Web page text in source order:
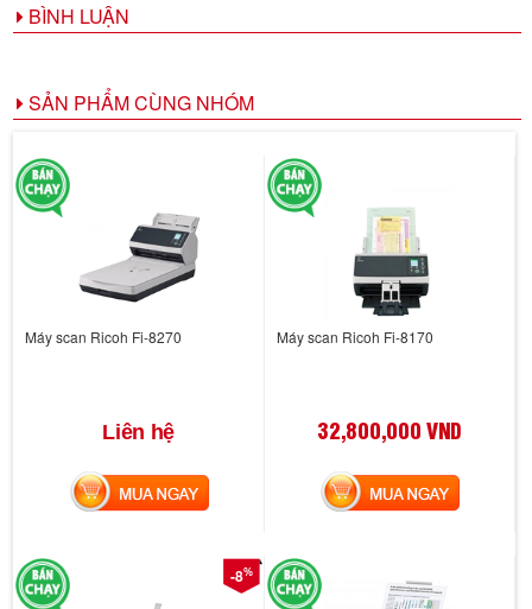
BÌNH LUẬN
SẢN PHẨM CÙNG NHÓM
Máy scan Ricoh Fi-8270
Liên hệ
MUA NGAY
Máy scan Ricoh Fi-8170
32,800,000 VND
MUA NGAY
-8%